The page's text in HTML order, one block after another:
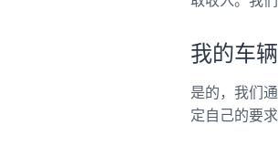
我的车
是的，我们
定自己的要